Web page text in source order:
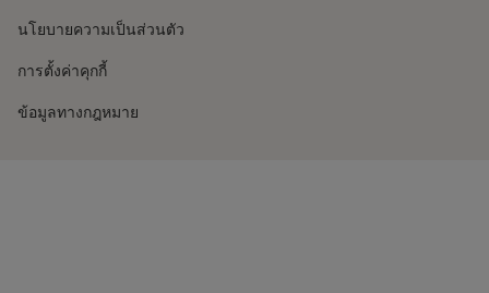
นโยบายความเป็นส่วนตัว
การตั้งค่าคุกกี้
ข้อมูลทางกฎหมาย